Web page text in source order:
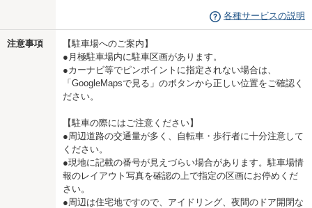
各種サービスの説明
注意事項
【駐車場へのご案内】
●月極駐車場内に駐車区画があります。
●カーナビ等でピンポイントに指定されない場合は、
「GoogleMapsで見る」のボタンから正しい位置をご確認く
ださい。
【駐車の際にはご注意ください】
●周辺道路の交通量が多く、自転車・歩行者に十分注意して
ください。
●現地に記載の番号が見えづらい場合があります。駐車場情
報のレイアウト写真を確認の上で指定の区画にお停めくだ
さい。
●周辺は住宅地ですので、アイドリング、夜間のドア開閉な